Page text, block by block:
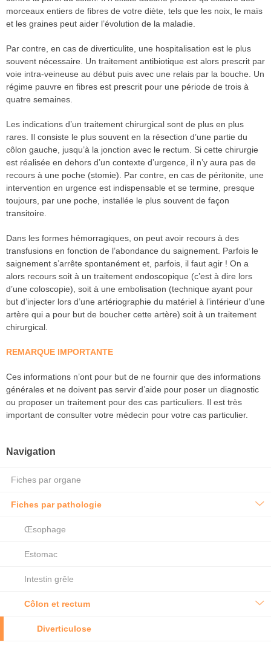
morceaux entiers de fibres de votre diète, tels que les noix, le maïs
et les graines peut aider l’évolution de la maladie.
Par contre, en cas de diverticulite, une hospitalisation est le plus
souvent nécessaire. Un traitement antibiotique est alors prescrit par
voie intra-veineuse au début puis avec une relais par la bouche. Un
régime pauvre en fibres est prescrit pour une période de trois à
quatre semaines.
Les indications d’un traitement chirurgical sont de plus en plus
rares. Il consiste le plus souvent en la résection d’une partie du
côlon gauche, jusqu’à la jonction avec le rectum. Si cette chirurgie
est réalisée en dehors d’un contexte d’urgence, il n’y aura pas de
recours à une poche (stomie). Par contre, en cas de péritonite, une
intervention en urgence est indispensable et se termine, presque
toujours, par une poche, installée le plus souvent de façon
transitoire.
Dans les formes hémorragiques, on peut avoir recours à des
transfusions en fonction de l’abondance du saignement. Parfois le
saignement s’arrête spontanément et, parfois, il faut agir ! On a
alors recours soit à un traitement endoscopique (c’est à dire lors
d’une coloscopie), soit à une embolisation (technique ayant pour
but d’injecter lors d’une artériographie du matériel à l’intérieur d’une
artère qui a pour but de boucher cette artère) soit à un traitement
chirurgical.
REMARQUE IMPORTANTE
Ces informations n’ont pour but de ne fournir que des informations
générales et ne doivent pas servir d’aide pour poser un diagnostic
ou proposer un traitement pour des cas particuliers. Il est très
important de consulter votre médecin pour votre cas particulier.
Navigation
Fiches par organe
Fiches par pathologie
Œsophage
Estomac
Intestin grêle
Côlon et rectum
Diverticulose